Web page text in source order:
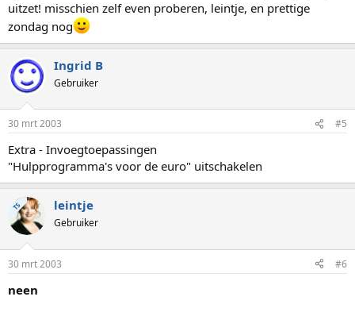
uitzet! misschien zelf even proberen, leintje, en prettige
zondag nog
Ingrid B
Gebruiker
30 mrt 2003 #5
Extra - Invoegtoepassingen
"Hulpprogramma's voor de euro" uitschakelen
TS leintje
Gebruiker
30 mrt 2003 #6
neen